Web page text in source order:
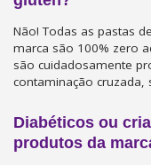
Não! Todas as pastas
marca são 100% zero
são cuidadosamente
contaminação
Diabéticos ou
produtos da